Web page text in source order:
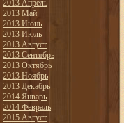
2013 Апрель
2013 Май
2013 Июнь
2013 Июль
2013 Август
2013 Сентябрь
2013 Октябрь
2013 Ноябрь
2013 Декабрь
2014 Январь
2014 Февраль
2015 Август